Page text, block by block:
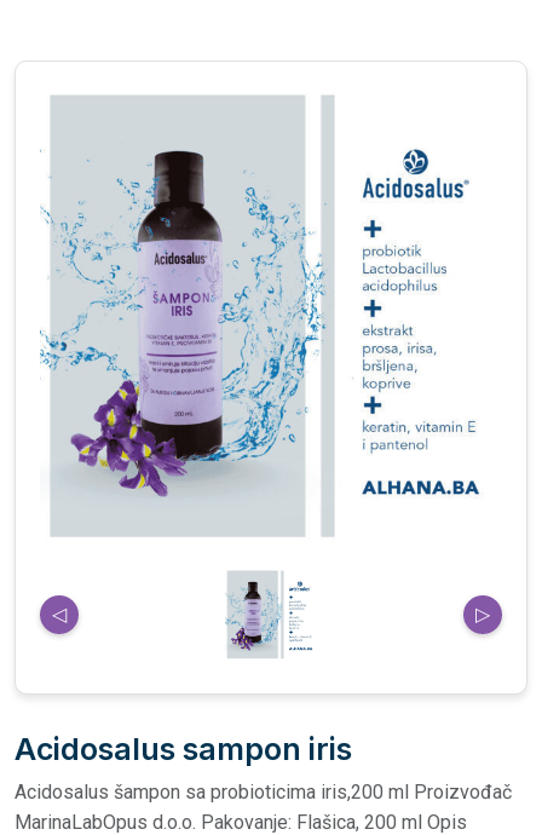
◁ ▷
Acidosalus sampon iris
Acidosalus šampon sa probioticima iris,200 ml Proizvođač
MarinaLabOpus d.o.o. Pakovanje: Flašica, 200 ml Opis